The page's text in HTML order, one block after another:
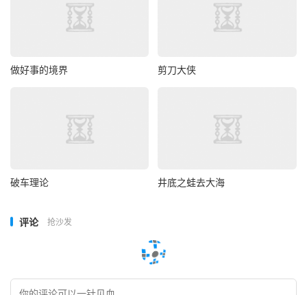
做好事的境界 剪刀大侠
破车理论 井底之蛙去大海
评论 抢沙发